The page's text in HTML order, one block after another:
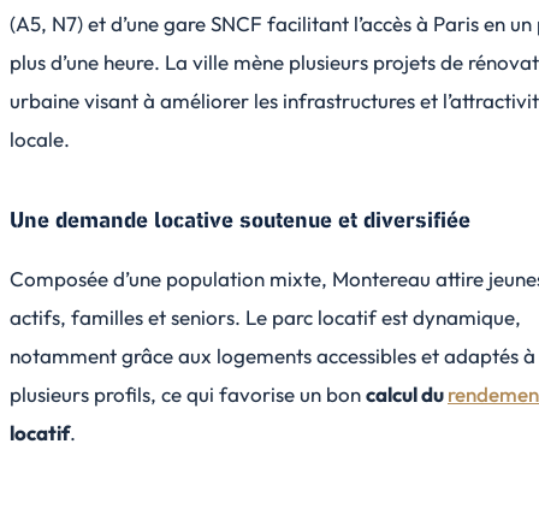
(A5, N7) et d’une gare SNCF facilitant l’accès à Paris en un
plus d’une heure. La ville mène plusieurs projets de
urbaine visant à améliorer les infrastructures et
locale.
Une demande locative soutenue et diversifiée
Composée d’une population mixte, Montereau attire
actifs, familles et seniors. Le parc locatif est dynamique,
notamment grâce aux logements accessibles et adaptés à
plusieurs profils, ce qui favorise un boncalcul du
locatif.